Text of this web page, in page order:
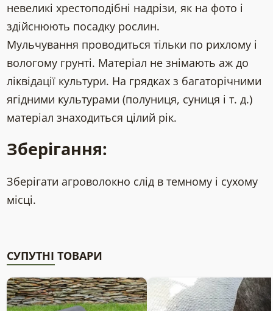
невеликі хрестоподібні надрізи, як на фото і
здійснюють посадку рослин.
Мульчування проводиться тільки по рихлому і
вологому грунті. Матеріал не знімають аж до
ліквідації культури. На грядках з багаторічними
ягідними культурами (полуниця, суниця і т. д.)
матеріал знаходиться цілий рік.
Зберігання:
Зберігати агроволокно слід в темному і сухому
місці.
СУПУТНІ ТОВАРИ